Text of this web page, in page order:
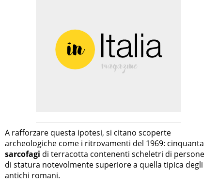
A rafforzare questa ipotesi, si citano scoperte
archeologiche come i ritrovamenti del 1969: cinquanta
sarcofagi di terracotta contenenti scheletri di persone
di statura notevolmente superiore a quella tipica degli
antichi romani.